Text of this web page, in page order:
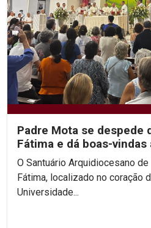
Padre Mota se despede
Fátima e dá boas-vindas
O Santuário Arquidiocesano
Fátima, localizado no coração
Universidade...